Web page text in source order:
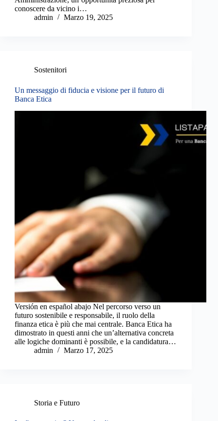
conoscere da vicino i…
admin
Marzo 19, 2025
Sostenitori
Un messaggio di fiducia e visione per il futuro di
Banca Etica
Versión en español abajo Nel percorso verso un
futuro sostenibile e responsabile, il ruolo della
finanza etica è più che mai centrale. Banca Etica ha
dimostrato in questi anni che un’alternativa concreta
alle logiche dominanti è possibile, e la candidatura…
admin
Marzo 17, 2025
Storia e Futuro